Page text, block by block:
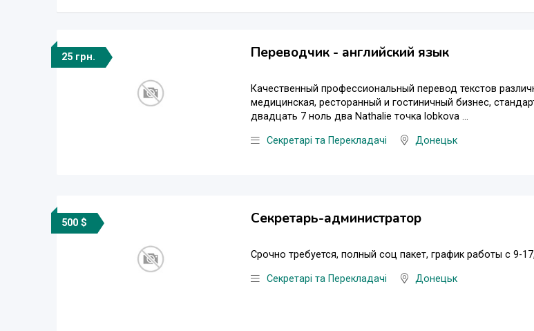
25 грн. Переводчик - английский язык
Качественный профессиональный перевод текстов
медицинская, ресторанный и гостиничный бизнес,
двадцать 7 ноль два Nathalie точка lobkova ...
Секретарі та Перекладачі Донецьк
500 $ Секретарь-администратор
Срочно требуется, полный соц пакет, график работы с 9-
Секретарі та Перекладачі Донецьк